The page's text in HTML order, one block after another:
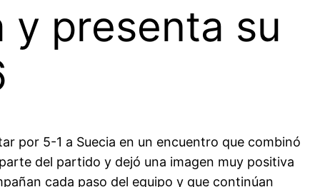
y presenta su
por 5-1 a Suecia en un encuentro que combinó
del partido y dejó una imagen muy positiva
cada paso del equipo y que continúan